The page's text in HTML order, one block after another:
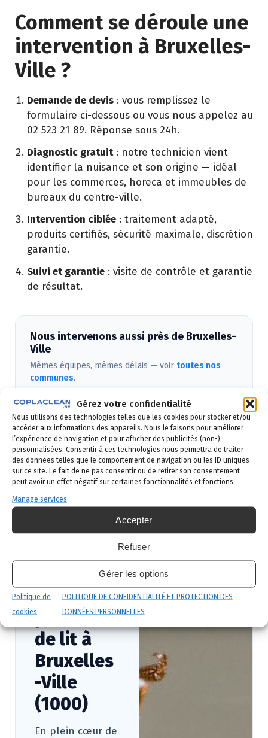
Gérez votre confidentialité
Nous utilisons des technologies telles que les cookies pour stocker et/ou
accéder aux informations des appareils. Nous le faisons pour améliorer
l’expérience de navigation et pour afficher des publicités (non-)
personnalisées. Consentir à ces technologies nous permettra de traiter
des données telles que le comportement de navigation ou les ID uniques
sur ce site. Le fait de ne pas consentir ou de retirer son consentement
peut avoir un effet négatif sur certaines fonctionnalités et fonctions.
Manage services
Accepter
Refuser
Gérer les options
Politique de
cookies
POLITIQUE DE CONFIDENTIALITÉ ET PROTECTION DES
DONNÉES PERSONNELLES
Comment se déroule une
intervention à Bruxelles-
Ville ?
Demande de devis : vous remplissez le
formulaire ci-dessous ou vous nous appelez au
02 523 21 89. Réponse sous 24h.
Diagnostic gratuit: notre technicien vient
identifier la nuisance et son origine — idéal
pour les commerces, horeca et immeubles de
bureaux du centre-ville.
Intervention ciblée : traitement adapté,
produits certifiés, sécurité maximale, discrétion
garantie.
Suivi et garantie : visite de contrôle et garantie
de résultat.
Nous intervenons aussi près de Bruxelles-
Ville
Mêmes équipes, mêmes délais — voir toutes nos
communes.
Laeken Schaerbeek Etterbeek
Ixelles Xl Elsene Saint Gilles Sint Gillis
Anderlecht
✓ · BRUXELLES-
Traitemen
t des
punaises
de lit à
Bruxelles
-Ville
(1000)
En plein cœur de